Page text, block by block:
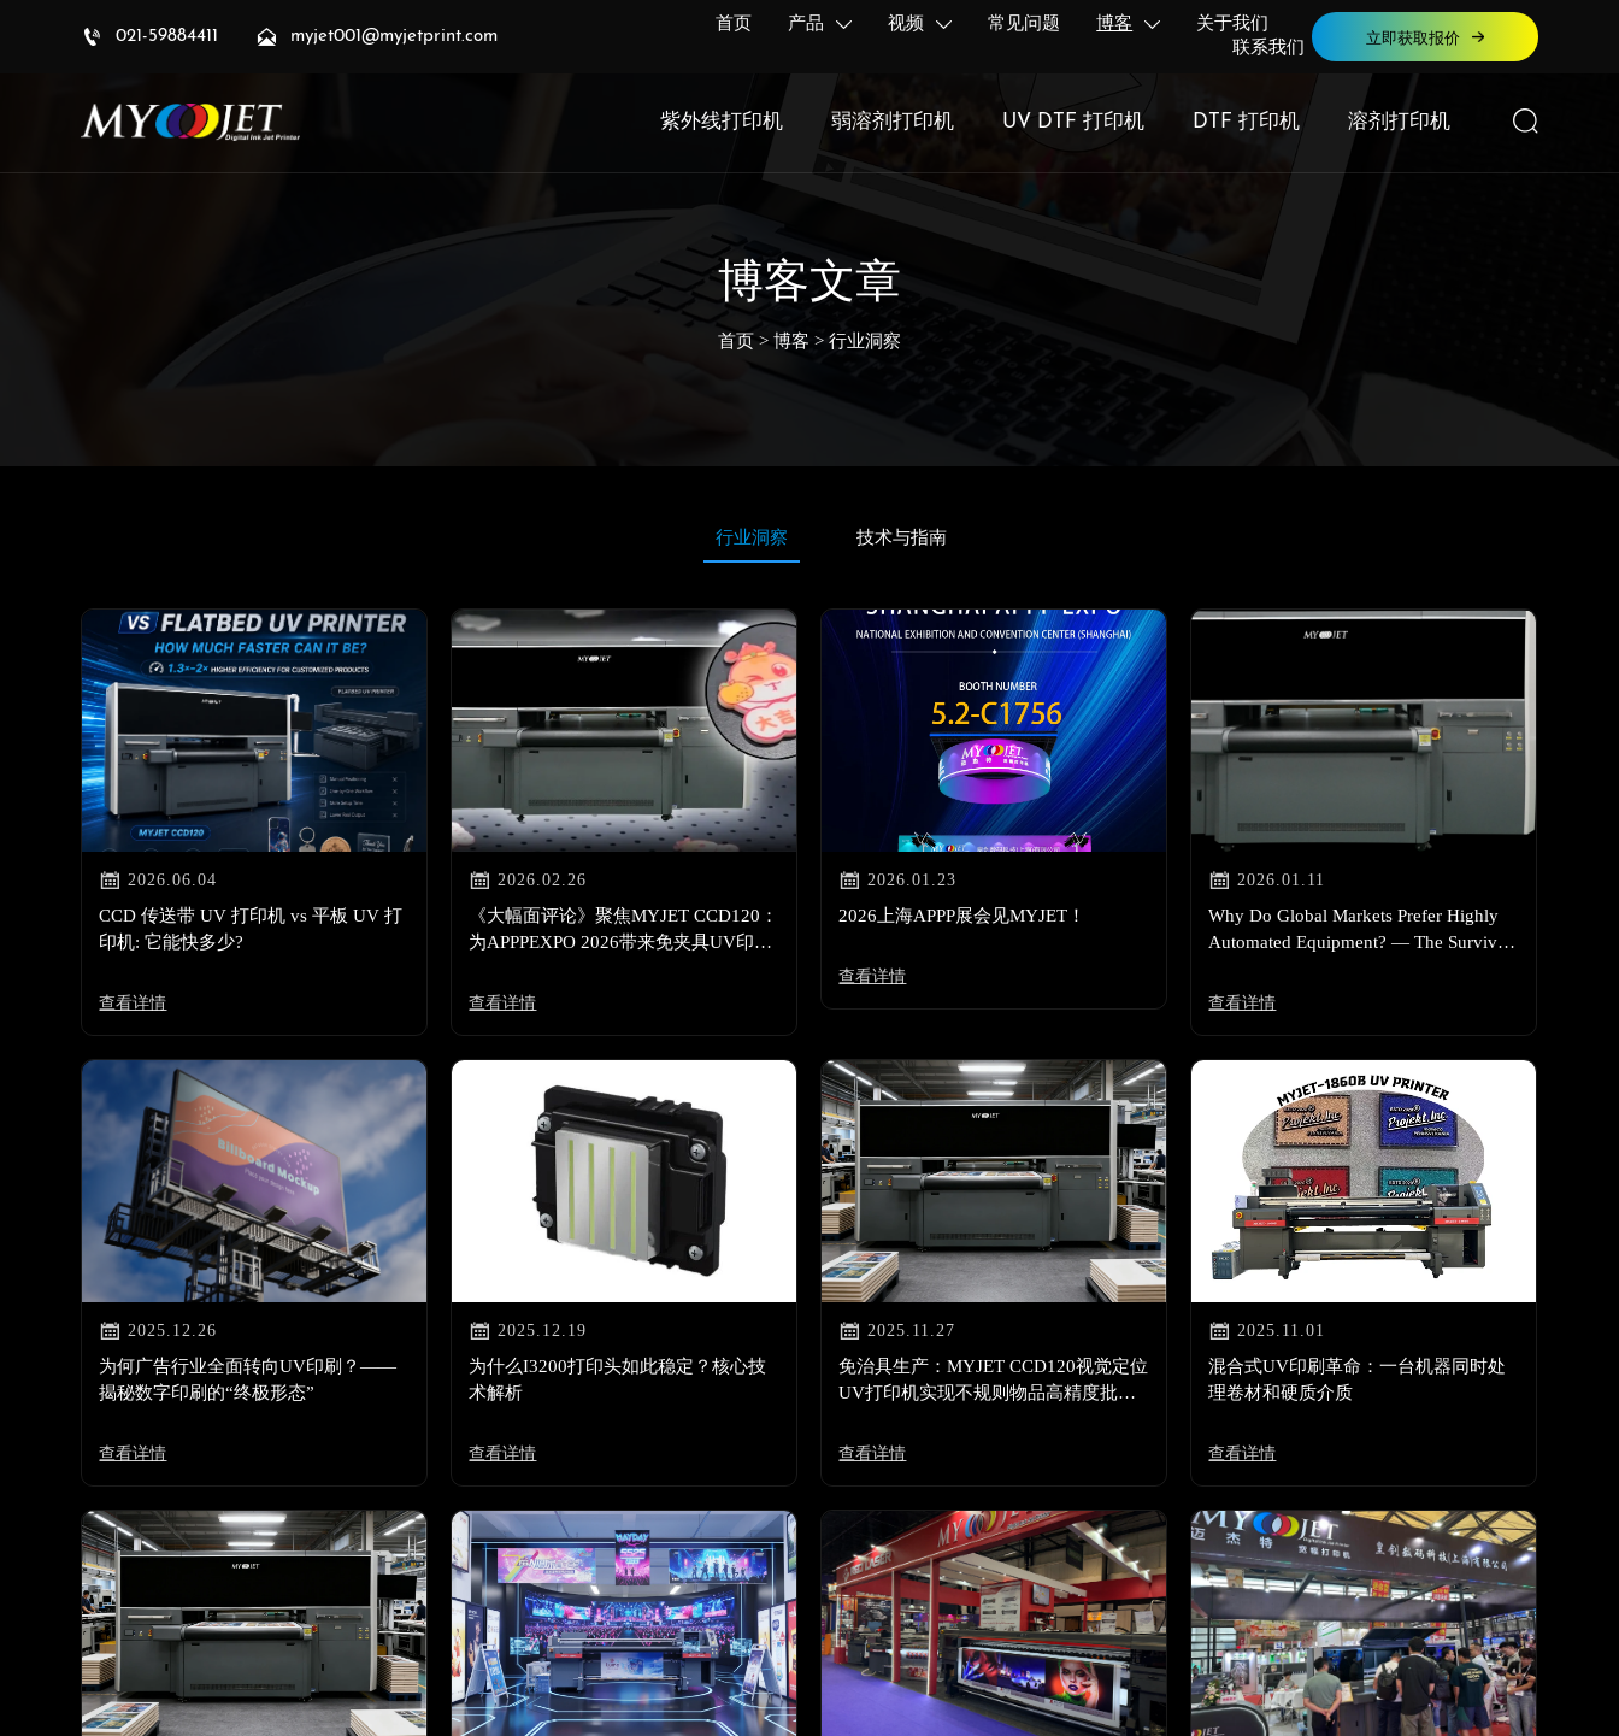
 021-59884411  myjet001@myjetprint.com
首页 产品  视频  常见问题 博客 
关于我们
联系我们
立即获取报价
紫外线打印机 弱溶剂打印机 UV DTF 打印机 DTF 打印机 溶剂打印机 
博客文章
首页 > 博客 > 行业洞察
行业洞察 技术与指南
 2026.06.04
CCD 传送带 UV 打印机 vs 平板 UV 打
印机: 它能快多少?
查看详情
 2026.02.26
《大幅面评论》聚焦MYJET CCD120：
为APPPEXPO 2026带来免夹具UV印刷
查看详情
 2026.01.23
2026上海APPP展会见MYJET！
查看详情
 2026.01.11
Why Do Global Markets Prefer Highly
Automated Equipment? — The Survival
查看详情
 2025.12.26
为何广告行业全面转向UV印刷？——
揭秘数字印刷的“终极形态”
查看详情
 2025.12.19
为什么I3200打印头如此稳定？核心技
术解析
查看详情
 2025.11.27
免治具生产：MYJET CCD120视觉定位
UV打印机实现不规则物品高精度批量
查看详情
 2025.11.01
混合式UV印刷革命：一台机器同时处
理卷材和硬质介质
查看详情